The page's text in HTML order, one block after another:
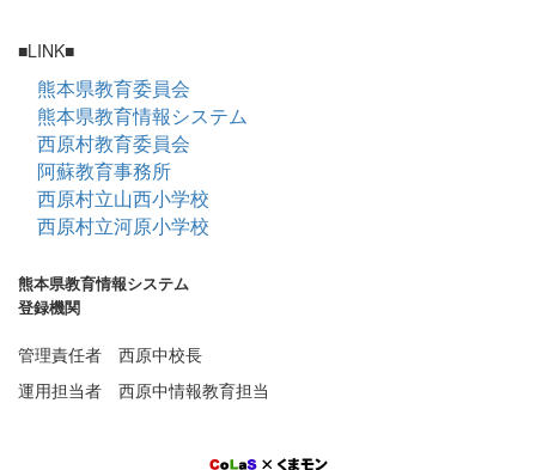
■LINK■
熊本県教育委員会
熊本県教育情報システム
西原村教育委員会
阿蘇教育事務所
西原村立山西小学校
西原村立河原小学校
熊本県教育情報システム
登録機関
管理責任者 西原中校長
運用担当者 西原中情報教育担当